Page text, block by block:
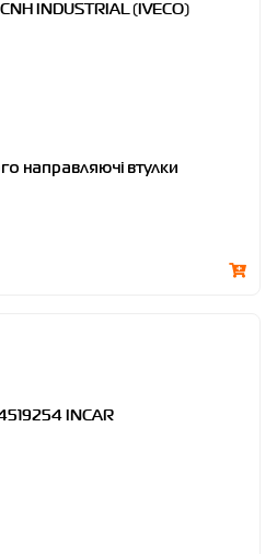
направляючі втулки